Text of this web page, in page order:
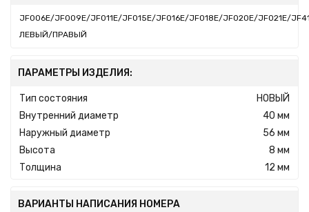
JF006E/JF009E/JF011E/JF015E/JF016E/JF018E/JF020E/JF021E/
ЛЕВЫЙ/ПРАВЫЙ
ПАРАМЕТРЫ ИЗДЕЛИЯ:
Тип состояния
НОВЫЙ
Внутренний диаметр
40 мм
Наружный диаметр
56 мм
Высота
8 мм
Толщина
12 мм
ВАРИАНТЫ НАПИСАНИЯ НОМЕРА